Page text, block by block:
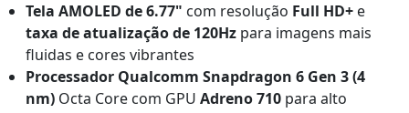
Tela AMOLED de 6.77" com resolução Full HD+ e
taxa de atualização de 120Hz para imagens mais
fluidas e cores vibrantes
Processador Qualcomm Snapdragon 6 Gen 3 (4
nm) Octa Core com GPU Adreno 710 para alto